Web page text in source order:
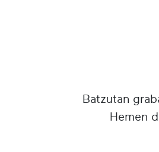
Batzutan
Hemen